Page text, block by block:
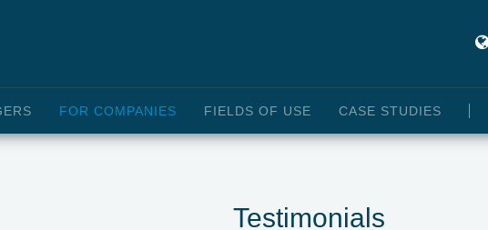
FOR COMPANIES FIELDS OF USE CASE STUDIES
Testimonials